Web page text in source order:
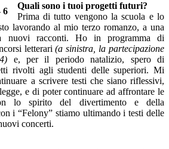
Quali sono i tuoi progetti futuri?
Prima di tutto vengono la scuola e lo
lavorando al mio terzo romanzo, a una
nuovi racconti. Ho in programma di
letterari(a sinistra, la partecipazione
e, per il periodo natalizio, spero di
rivolti agli studenti delle superiori. Mi
a scrivere testi che siano riflessivi,
e di poter continuare ad affrontare le
lo spirito del divertimento e della
i “Felony” stiamo ultimando i testi delle
concerti.